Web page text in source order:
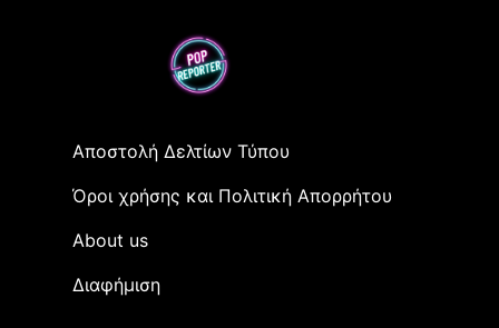
Αποστολή Δελτίων Τύπου
Όροι χρήσης και Πολιτική Απορρήτου
Αbout us
Διαφήμιση